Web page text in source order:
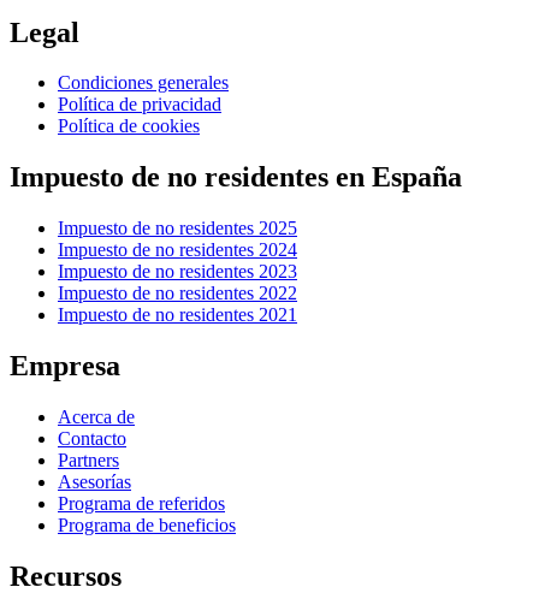
Legal
Condiciones generales
Política de privacidad
Política de cookies
Impuesto de no residentes en España
Impuesto de no residentes 2025
Impuesto de no residentes 2024
Impuesto de no residentes 2023
Impuesto de no residentes 2022
Impuesto de no residentes 2021
Empresa
Acerca de
Contacto
Partners
Asesorías
Programa de referidos
Programa de beneficios
Recursos